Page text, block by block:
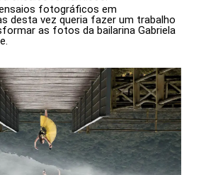
fotográficos em
desta vez queria fazer um trabalho
as fotos da bailarina Gabriela